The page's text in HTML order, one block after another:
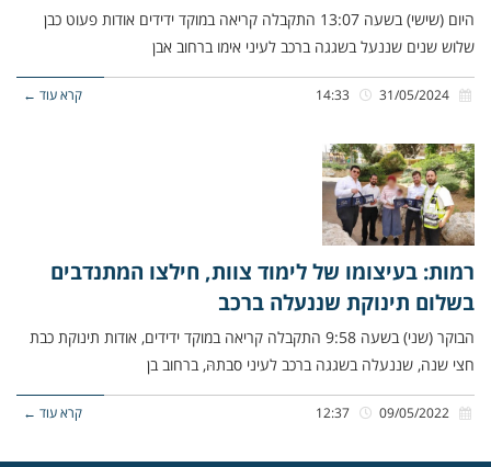
היום (שישי) בשעה 13:07 התקבלה קריאה במוקד ידידים אודות פעוט כבן
שלוש שנים שננעל בשגגה ברכב לעיני אימו ברחוב אבן
קרא עוד ←
רמות: בעיצומו של לימוד צוות, חילצו המתנדבים
בשלום תינוקת שננעלה ברכב
הבוקר (שני) בשעה 9:58 התקבלה קריאה במוקד ידידים, אודות תינוקת כבת
חצי שנה, שננעלה בשגגה ברכב לעיני סבתהּ, ברחוב בן
קרא עוד ←